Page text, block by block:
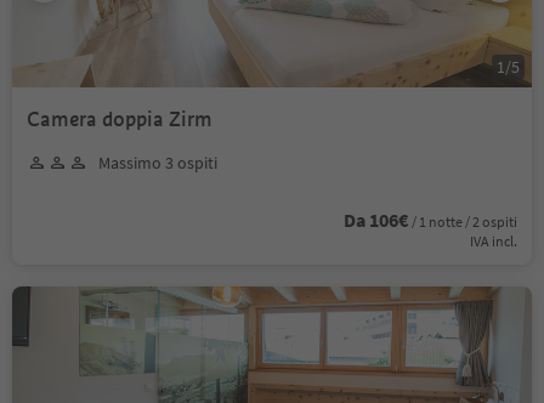
Camera doppia Zirm
Massimo 3 ospiti
Da 106€ / 1 notte / 2 ospiti
IVA incl.
1 /5